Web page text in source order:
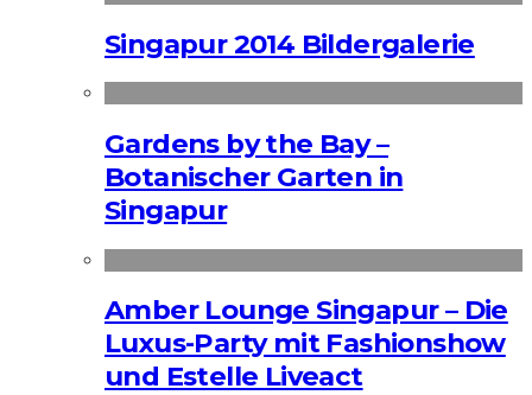
Singapur 2014 Bildergalerie
Gardens by the Bay –
Botanischer Garten in
Singapur
Amber Lounge Singapur – Die
Luxus-Party mit Fashionshow
und Estelle Liveact